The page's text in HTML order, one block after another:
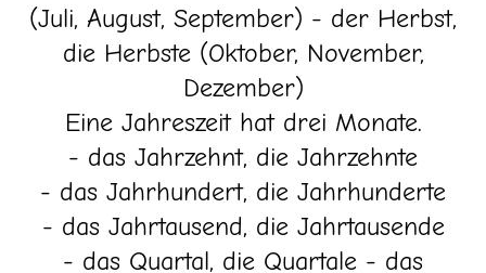
(Juli, August, September) - der Herbst,
die Herbste (Oktober, November,
Dezember)
Eine Jahreszeit hat drei Monate.
- das Jahrzehnt, die Jahrzehnte
- das Jahrhundert, die Jahrhunderte
- das Jahrtausend, die Jahrtausende
- das Quartal, die Quartale - das